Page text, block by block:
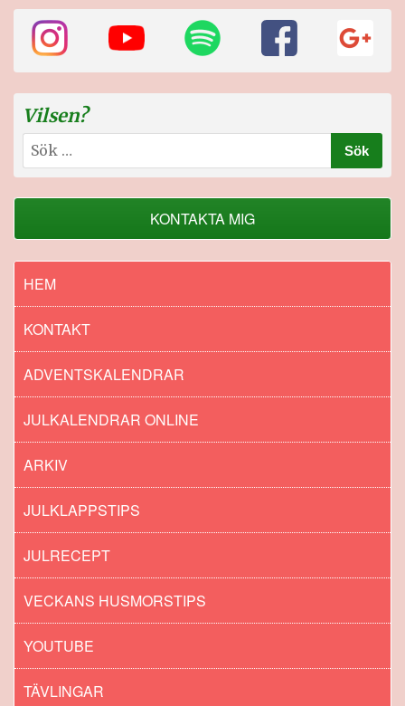
Vilsen?
Sök
efter:
KONTAKTA MIG
HEM
KONTAKT
ADVENTSKALENDRAR
JULKALENDRAR ONLINE
ARKIV
JULKLAPPSTIPS
JULRECEPT
VECKANS HUSMORSTIPS
YOUTUBE
TÄVLINGAR